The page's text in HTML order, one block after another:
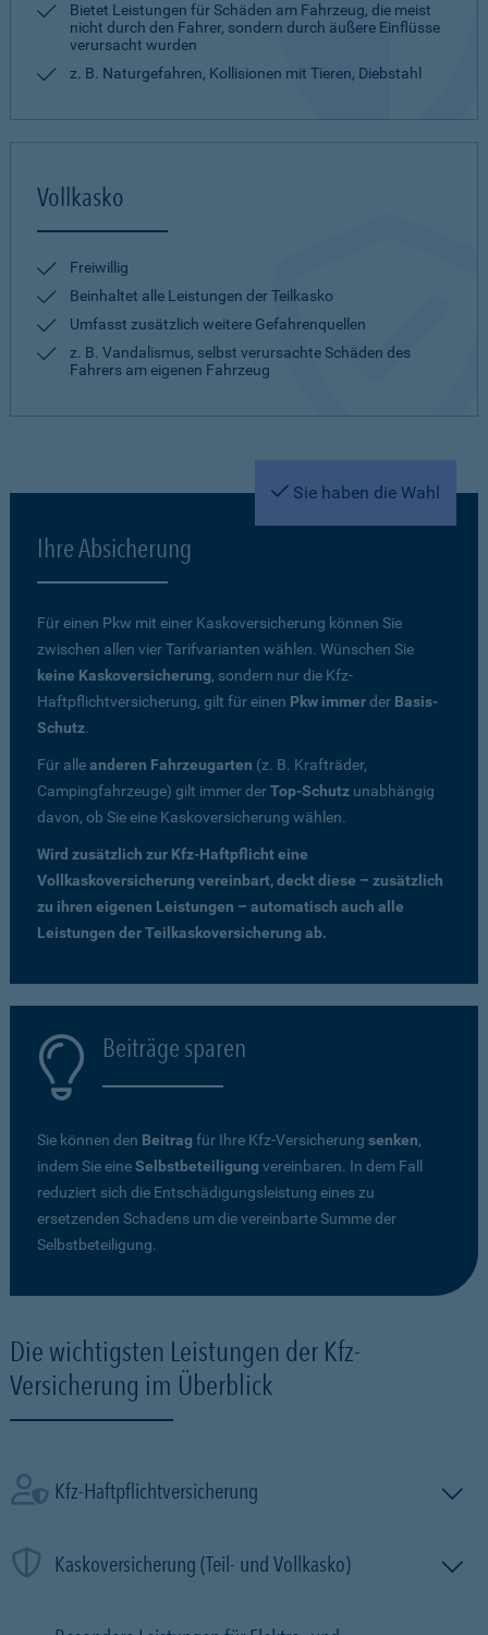
Bietet Leistungen für Schäden am Fahrzeug, die meist
nicht durch den Fahrer, sondern durch äußere Einflüsse
verursacht wurden
z. B. Naturgefahren, Kollisionen mit Tieren, Diebstahl
Vollkasko
Freiwillig
Beinhaltet alle Leistungen der Teilkasko
Umfasst zusätzlich weitere Gefahrenquellen
z. B. Vandalismus, selbst verursachte Schäden des
Fahrers am eigenen Fahrzeug
Sie haben die Wahl
Ihre Absicherung
Für einen Pkw mit einer Kaskoversicherung können Sie
zwischen allen vier Tarifvarianten wählen. Wünschen Sie
keine Kaskoversicherung, sondern nur die Kfz-
Haftpflichtversicherung, gilt für einen Pkw immerder Basis-
Schutz.
Für alleanderen Fahrzeugarten (z. B. Krafträder,
Campingfahrzeuge) gilt immer derTop-Schutz unabhängig
davon, ob Sie eine Kaskoversicherung wählen.
Wird zusätzlich zur Kfz-Haftpflicht eine
Vollkaskoversicherung vereinbart, deckt diese – zusätzlich
zu ihren eigenen Leistungen – automatisch auch alle
Leistungen der Teilkaskoversicherung ab.
Beiträge sparen
Sie können den Beitrag für Ihre Kfz-Versicherung senken,
indem Sie eineSelbstbeteiligung vereinbaren. In dem Fall
reduziert sich die Entschädigungsleistung eines zu
ersetzenden Schadens um die vereinbarte Summe der
Selbstbeteiligung.
Die wichtigsten Leistungen der Kfz-
Versicherung im Überblick
Kfz-Haftpflichtversicherung
Kaskoversicherung (Teil- und Vollkasko)